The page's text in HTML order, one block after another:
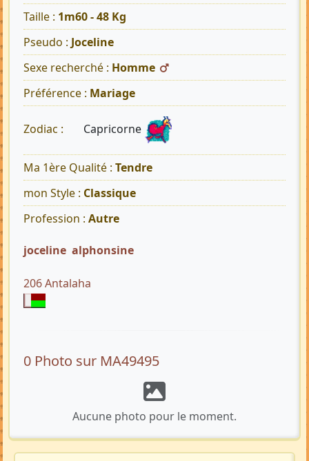
Taille : 1m60 - 48 Kg
Pseudo : Joceline
Sexe recherché : Homme
Préférence : Mariage
Zodiac : Capricorne
Ma 1ère Qualité : Tendre
mon Style : Classique
Profession : Autre
joceline alphonsine
206 Antalaha
0 Photo sur MA49495
Aucune photo pour le moment.